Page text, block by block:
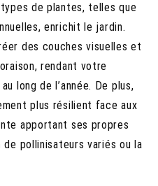
de plantes, telles que
enrichit le jardin.
des couches visuelles et
rendant votre
long de l’année. De plus,
plus résilient face aux
apportant ses propres
pollinisateurs variés ou la